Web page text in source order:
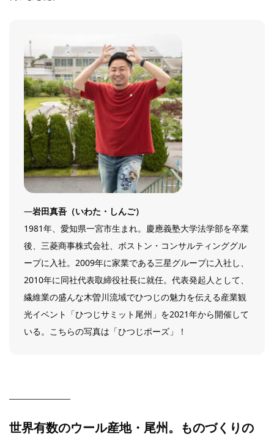
―岩田真吾（いわた・しんご）
1981年、愛知県一宮市生まれ。慶應義塾大学法学部を卒業
後、三菱商事株式会社、ボストン・コンサルティンググル
ープに入社。2009年に家業である三星グループに入社し、
2010年に同社代表取締役社長に就任。代表発起人として、
繊維業の盛んな木曽川流域でひつじの魅力を伝える産業観
光イベント「ひつじサミット尾州」を2021年から開催して
いる。こちらの写真は「ひつじポーズ」！
世界有数のウール産地・尾州。ものづくりの